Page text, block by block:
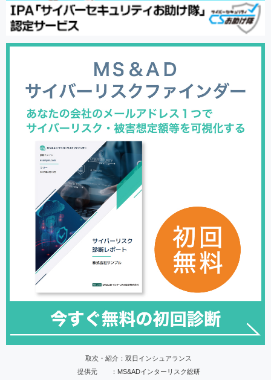
取次・紹介：双日インシュアランス
提供元 ：MS&ADインターリスク総研